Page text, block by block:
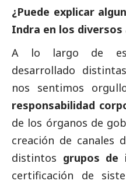
¿Puede explicar
Indra en los diversos
A lo largo de
desarrollado
nos sentimos
responsabilidad
de los órganos de
creación de canales
distintos grupos de
certificación de